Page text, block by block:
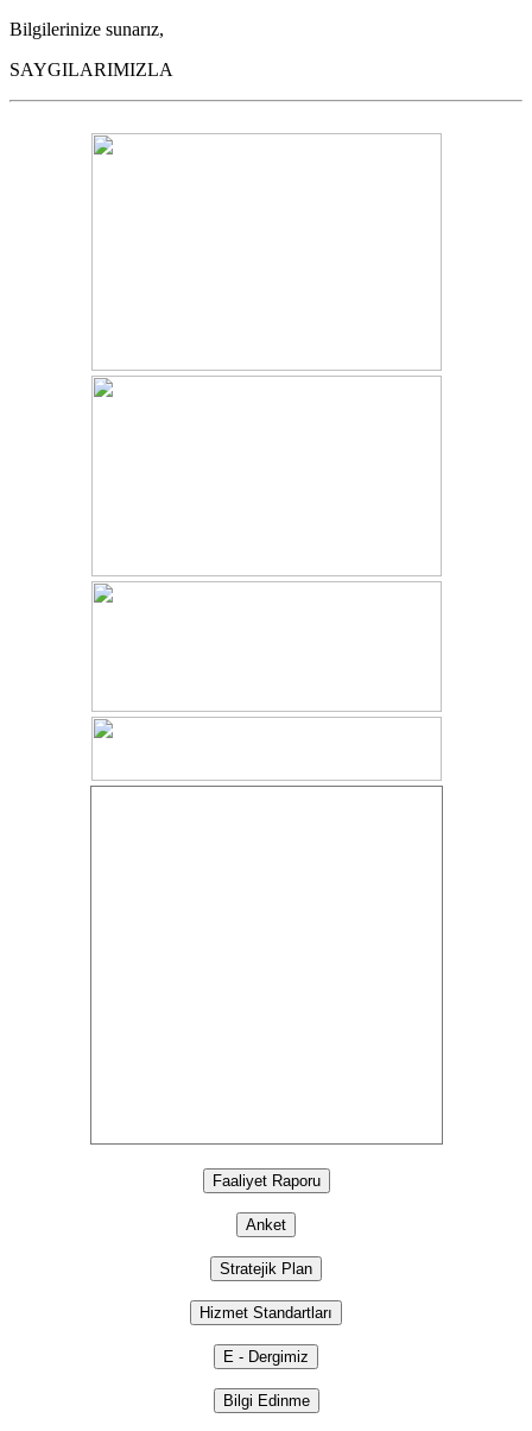
Bilgilerinize sunarız,
SAYGILARIMIZLA
Faaliyet Raporu
Anket
Stratejik Plan
Hizmet Standartları
E - Dergimiz
Bilgi Edinme